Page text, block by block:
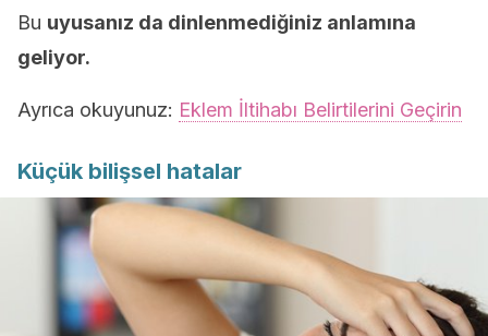
Bu uyusanız da dinlenmediğiniz anlamına
geliyor.
Ayrıca okuyunuz: Eklem İltihabı Belirtilerini Geçirin
Küçük bilişsel hatalar